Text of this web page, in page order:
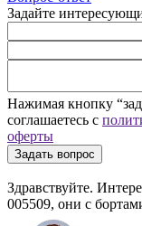
Задайте
Нажимая кнопку
соглашаетесь с
оферты
Здравствуйте.
005509, они с